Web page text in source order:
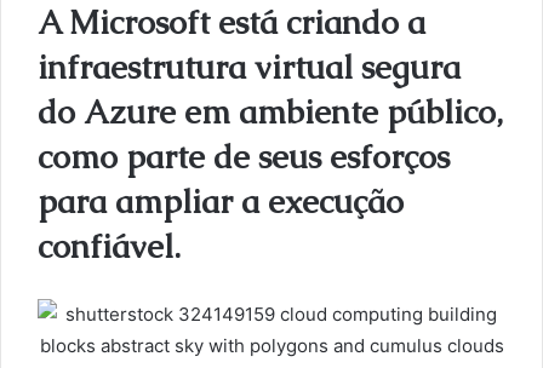
A Microsoft está criando a
infraestrutura virtual segura
do Azure em ambiente público,
como parte de seus esforços
para ampliar a execução
confiável.